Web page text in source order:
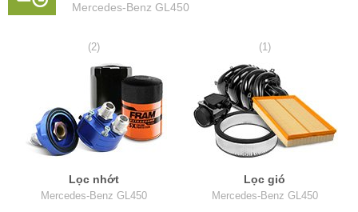
Mercedes-Benz GL450
(2)
Lọc nhớt
Mercedes-Benz GL450
(1)
Lọc gió
Mercedes-Benz GL450